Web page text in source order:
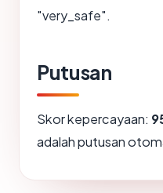
"very_safe".
Putusan
Skor kepercayaan:
adalah putusan